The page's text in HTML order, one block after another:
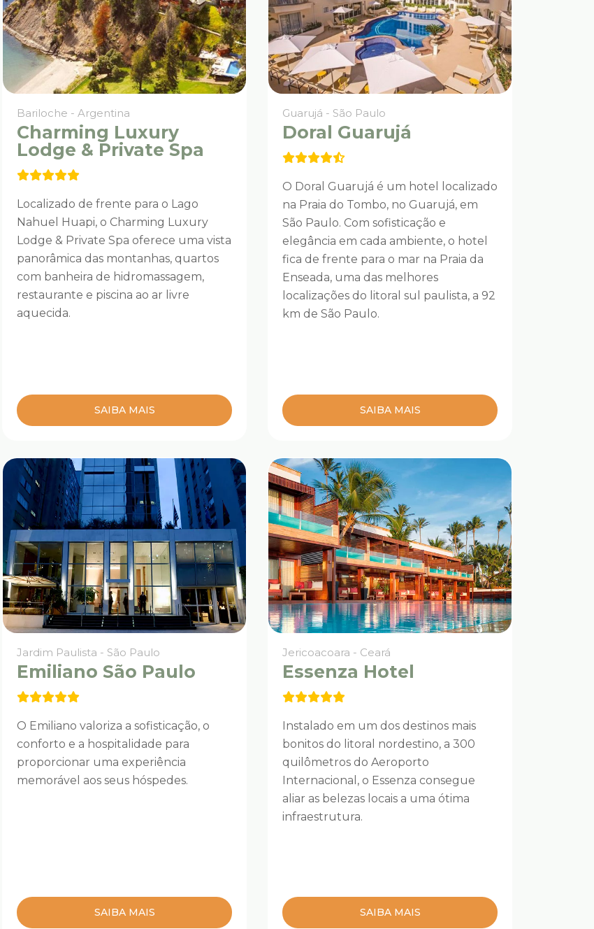
Bariloche - Argentina
Charming Luxury
Lodge & Private Spa
Localizado de frente para o Lago
Nahuel Huapi, o Charming Luxury
Lodge & Private Spa oferece uma vista
panorâmica das montanhas, quartos
com banheira de hidromassagem,
restaurante e piscina ao ar livre
aquecida.
SAIBA MAIS
Guarujá - São Paulo
Doral Guarujá
O Doral Guarujá é um hotel localizado
na Praia do Tombo, no Guarujá, em
São Paulo. Com sofisticação e
elegância em cada ambiente, o hotel
fica de frente para o mar na Praia da
Enseada, uma das melhores
localizações do litoral sul paulista, a 92
km de São Paulo.
SAIBA MAIS
Jardim Paulista - São Paulo
Emiliano São Paulo
O Emiliano valoriza a sofisticação, o
conforto e a hospitalidade para
proporcionar uma experiência
memorável aos seus hóspedes.
SAIBA MAIS
Jericoacoara - Ceará
Essenza Hotel
Instalado em um dos destinos mais
bonitos do litoral nordestino, a 300
quilômetros do Aeroporto
Internacional, o Essenza consegue
aliar as belezas locais a uma ótima
infraestrutura.
SAIBA MAIS